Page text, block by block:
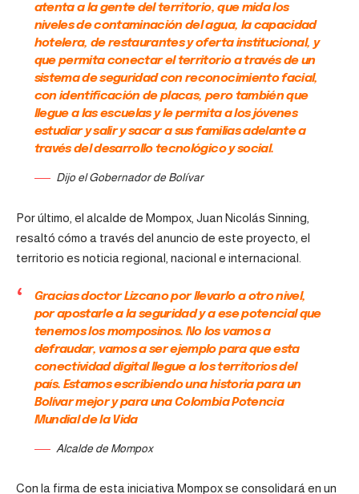
atenta a la gente del territorio, que mida los
niveles de contaminación del agua, la capacidad
hotelera, de restaurantes y oferta institucional, y
que permita conectar el territorio a través de un
sistema de seguridad con reconocimiento facial,
con identificación de placas, pero también que
llegue a las escuelas y le permita a los jóvenes
estudiar y salir y sacar a sus familias adelante a
través del desarrollo tecnológico y social.
Dijo el Gobernador de Bolívar
Por último, el alcalde de Mompox, Juan Nicolás Sinning,
resaltó cómo a través del anuncio de este proyecto, el
territorio es noticia regional, nacional e internacional.
Gracias doctor Lizcano por llevarlo a otro nivel,
por apostarle a la seguridad y a ese potencial que
tenemos los momposinos. No los vamos a
defraudar, vamos a ser ejemplo para que esta
conectividad digital llegue a los territorios del
país. Estamos escribiendo una historia para un
Bolívar mejor y para una Colombia Potencia
Mundial de la Vida
Alcalde de Mompox
Con la firma de esta iniciativa Mompox se consolidará en un